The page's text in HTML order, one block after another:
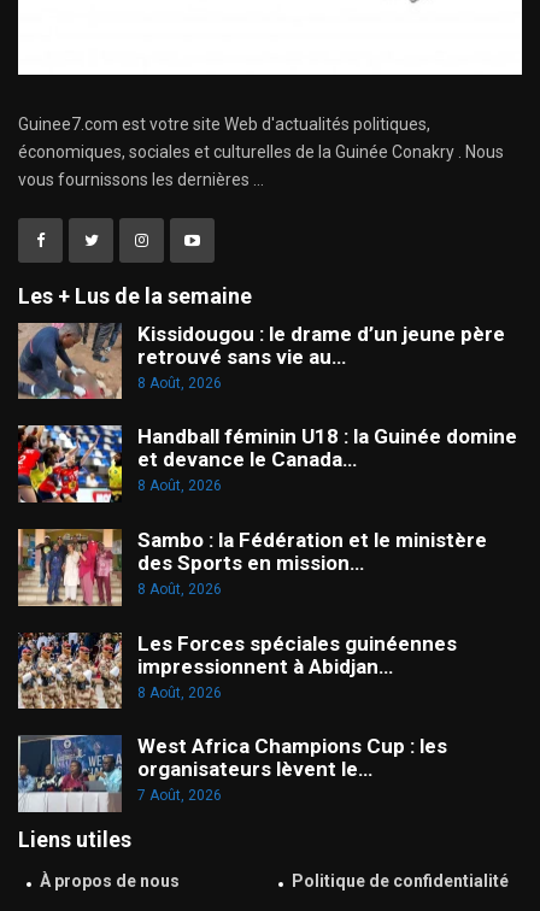
Guinee7.com est votre site Web d'actualités politiques,
économiques, sociales et culturelles de la Guinée Conakry . Nous
vous fournissons les dernières ...
Les + Lus de la semaine
Kissidougou : le drame d’un jeune père
retrouvé sans vie au…
8 Août, 2026
Handball féminin U18 : la Guinée domine
et devance le Canada…
8 Août, 2026
Sambo : la Fédération et le ministère
des Sports en mission…
8 Août, 2026
Les Forces spéciales guinéennes
impressionnent à Abidjan…
8 Août, 2026
West Africa Champions Cup : les
organisateurs lèvent le…
7 Août, 2026
Liens utiles
À propos de nous Politique de confidentialité